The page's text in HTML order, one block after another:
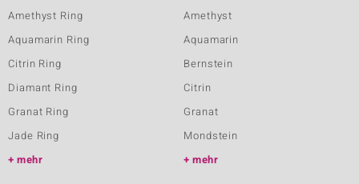
Amethyst Ring
Aquamarin Ring
Citrin Ring
Diamant Ring
Granat Ring
Jade Ring
mehr
Amethyst
Aquamarin
Bernstein
Citrin
Granat
Mondstein
mehr